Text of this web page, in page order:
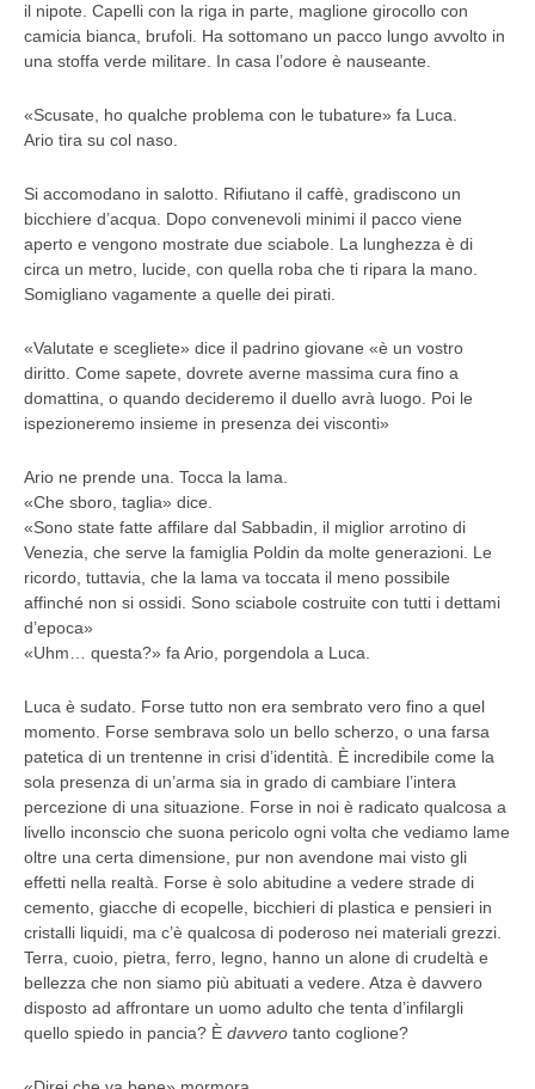
il nipote. Capelli con la riga in parte, maglione girocollo con
camicia bianca, brufoli. Ha sottomano un pacco lungo avvolto in
una stoffa verde militare. In casa l’odore è nauseante.
«Scusate, ho qualche problema con le tubature» fa Luca.
Ario tira su col naso.
Si accomodano in salotto. Rifiutano il caffè, gradiscono un
bicchiere d’acqua. Dopo convenevoli minimi il pacco viene
aperto e vengono mostrate due sciabole. La lunghezza è di
circa un metro, lucide, con quella roba che ti ripara la mano.
Somigliano vagamente a quelle dei pirati.
«Valutate e scegliete» dice il padrino giovane «è un vostro
diritto. Come sapete, dovrete averne massima cura fino a
domattina, o quando decideremo il duello avrà luogo. Poi le
ispezioneremo insieme in presenza dei visconti»
Ario ne prende una. Tocca la lama.
«Che sboro, taglia» dice.
«Sono state fatte affilare dal Sabbadin, il miglior arrotino di
Venezia, che serve la famiglia Poldin da molte generazioni. Le
ricordo, tuttavia, che la lama va toccata il meno possibile
affinché non si ossidi. Sono sciabole costruite con tutti i dettami
d’epoca»
«Uhm… questa?» fa Ario, porgendola a Luca.
Luca è sudato. Forse tutto non era sembrato vero fino a quel
momento. Forse sembrava solo un bello scherzo, o una farsa
patetica di un trentenne in crisi d’identità. È incredibile come la
sola presenza di un’arma sia in grado di cambiare l’intera
percezione di una situazione. Forse in noi è radicato qualcosa a
livello inconscio che suona pericolo ogni volta che vediamo lame
oltre una certa dimensione, pur non avendone mai visto gli
effetti nella realtà. Forse è solo abitudine a vedere strade di
cemento, giacche di ecopelle, bicchieri di plastica e pensieri in
cristalli liquidi, ma c’è qualcosa di poderoso nei materiali grezzi.
Terra, cuoio, pietra, ferro, legno, hanno un alone di crudeltà e
bellezza che non siamo più abituati a vedere. Atza è davvero
disposto ad affrontare un uomo adulto che tenta d’infilargli
quello spiedo in pancia? È davvero tanto coglione?